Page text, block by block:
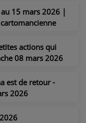
15 mars 2026 |
actions qui
08 mars 2026
est de retour -
2026